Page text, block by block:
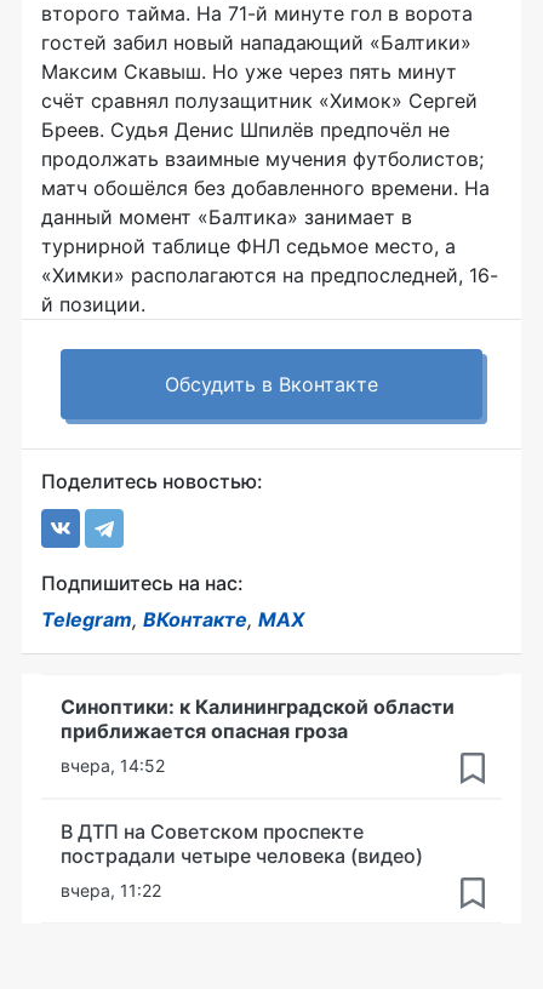
второго тайма. На 71-й минуте гол в ворота
гостей забил новый нападающий «Балтики»
Максим Скавыш. Но уже через пять минут
счёт сравнял полузащитник «Химок» Сергей
Бреев. Судья Денис Шпилёв предпочёл не
продолжать взаимные мучения футболистов;
матч обошёлся без добавленного времени. На
данный момент «Балтика» занимает в
турнирной таблице ФНЛ седьмое место, а
«Химки» располагаются на предпоследней, 16-
й позиции.
Обсудить в Вконтакте
Поделитесь новостью:
Подпишитесь на нас:
Telegram, ВКонтакте, MAX
Синоптики: к Калининградской области
приближается опасная гроза
вчера, 14:52
В ДТП на Советском проспекте
пострадали четыре человека (видео)
вчера, 11:22